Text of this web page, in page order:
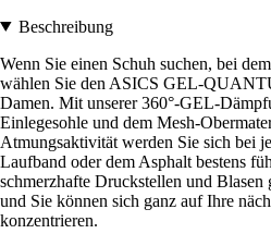
Beschreibung
Wenn Sie einen Schuh suchen, bei
wählen Sie den ASICS GEL-
Damen. Mit unserer 360°-GEL-
Einlegesohle und dem Mesh-
Atmungsaktivität werden Sie sich bei
Laufband oder dem Asphalt bestens
schmerzhafte Druckstellen und Blasen
und Sie können sich ganz auf Ihre
konzentrieren.